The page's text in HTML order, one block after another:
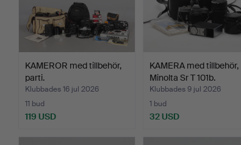
KAMEROR med tillbehör,
parti.
Klubbades 16 jul 2026
11 bud
119 USD
KAMERA med tillbehör,
Minolta Sr T 101b.
Klubbades 9 jul 2026
1 bud
32 USD